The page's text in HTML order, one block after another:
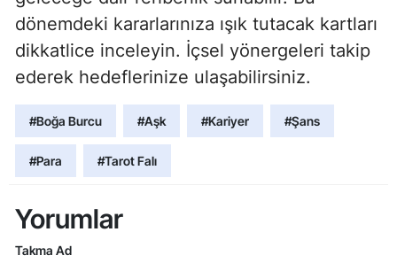
dönemdeki kararlarınıza ışık tutacak kartları
dikkatlice inceleyin. İçsel yönergeleri takip
ederek hedeflerinize ulaşabilirsiniz.
#Boğa Burcu #Aşk #Kariyer #Şans
#Para #Tarot Falı
Yorumlar
Takma Ad